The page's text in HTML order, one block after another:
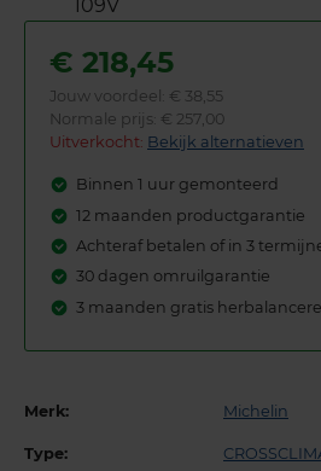
€ 218,45
Jouw voordeel: € 38,55
Normale prijs: € 257,00
Uitverkocht: Bekijk alternatieven
Binnen 1 uur gemonteerd
12 maanden productgarantie
Achteraf betalen of in 3
30 dagen omruilgarantie
3 maanden gratis
Merk: Michelin
Type: